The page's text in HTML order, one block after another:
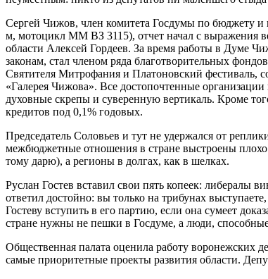
Сергей Чижов, член комитета Госдумы по бюджету и
м, мотоцикл ММ ВЗ 3115), отчет начал с выражения
области Алексей Гордеев. За время работы в Думе
законам, стал членом ряда благотворительных
Святителя Митрофания и Платоновский фестиваль,
«Галерея Чижова». Все достопочтенные
духовные скрепы и суверенную вертикаль. Кроме
кредитов под 0,1% годовых.
Председатель Соловьев и тут не удержался от
межбюджетные отношения в стране выстроены
тому дарю), а регионы в долгах, как в шелках.
Руслан Гостев вставил свои пять копеек: либералы
ответил достойно: вы только на трибунах
Гостеву вступить в его партию, если она сумеет
стране нужны не пешки в Госдуме, а люди,
Общественная палата оценила работу воронежских
самые приоритетные проекты развития области.